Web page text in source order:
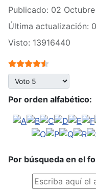
Publicado: 02
Última actualización:
Visto: 13916440
Ratio:4.5/
Por favor, vote
Por orden alfabético:
Por búsqueda en el